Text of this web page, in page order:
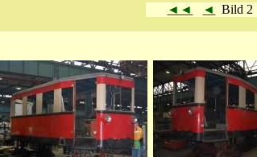
◄◄ ◄ Bild 2